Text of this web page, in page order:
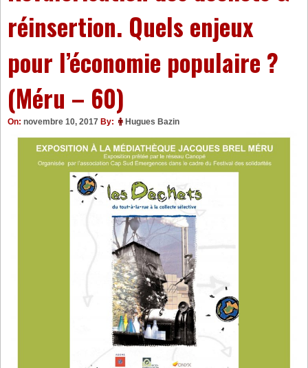
réinsertion. Quels enjeux
pour l’économie populaire ?
(Méru – 60)
On: novembre 10, 2017 By: Hugues Bazin